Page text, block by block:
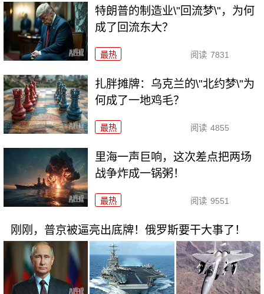
特朗普的制造业\"回流梦\"，为何
成了回流东大？
最热 阅读 7831
扎胖摊牌：乌克兰的\"北约梦\"为
何成了一地鸡毛？
最热 阅读 4855
里海一声巨响，这次差点把两场
战争炸成一锅粥！
最热 阅读 9551
刚刚，普京被逼亮出底牌！俄罗斯要干大事了！